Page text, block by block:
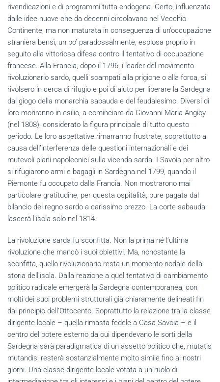
rivendicazioni e di programmi tutta endogena. Certo, influenzata
dalle idee nuove che da decenni circolavano nel Vecchio
Continente, ma non maturata in conseguenza di un’occupazione
straniera bensì, un po’ paradossalmente, esplosa proprio in
seguito alla vittoriosa difesa contro il tentativo di occupazione
francese. Alla Francia, dopo il 1796, i leader del movimento
rivoluzionario sardo, quelli scampati alla prigione o alla forca, si
rivolsero in cerca di rifugio e poi di aiuto per liberare la Sardegna
dal giogo della monarchia sabauda e del feudalesimo. Diversi di
loro moriranno in esilio, a cominciare da Giovanni Maria Angioy
(nel 1808), considerato la figura principale di tutto questo
periodo. Le loro aspettative rimarranno frustrate, soprattutto a
causa dell’interferenza delle questioni internazionali e dei
mutevoli piani napoleonici sulla vicenda sarda. I Savoia per altro
si rifugiarono armi e bagagli in Sardegna nel 1799, quando il
Piemonte fu occupato dalla Francia. Non mostrarono mai
particolare gratitudine, per questa ospitalità, pure pagata dal
bilancio del regno sardo a carissimo prezzo. La corte sabauda
lascerà l’isola solo nel 1814.
La rivoluzione sarda fu sconfitta. Non la prima né l’ultima
rivoluzione che mancò i suoi obiettivi. Ma, nonostante la
sconfitta, quello rivoluzionario resta un momento nodale della
storia dell’isola. Dalla reazione a quel tentativo di cambiamento
politico radicale emergerà la Sardegna contemporanea, con
molti dei suoi problemi strutturali già chiaramente delineati fin
dal principio dell’Ottocento. Soprattutto la relazione tra la classe
dirigente locale – quella rimasta fedele a Casa Savoia – e il
centro del potere esterno da cui dipendevano le sorti della
Sardegna sarà paradigmatica di un assetto politico che, mutatis
mutandis, resterà sostanzialmente molto simile fino ai nostri
giorni. Una classe dirigente locale votata a un ruolo di